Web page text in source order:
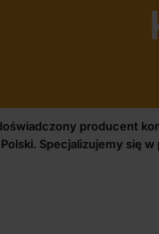
producent
Specjalizujemy się